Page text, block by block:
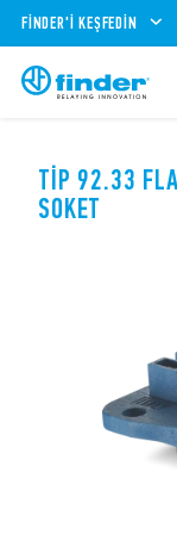
FINDER'I KEŞFEDIN
TIP 92.33
SOKET